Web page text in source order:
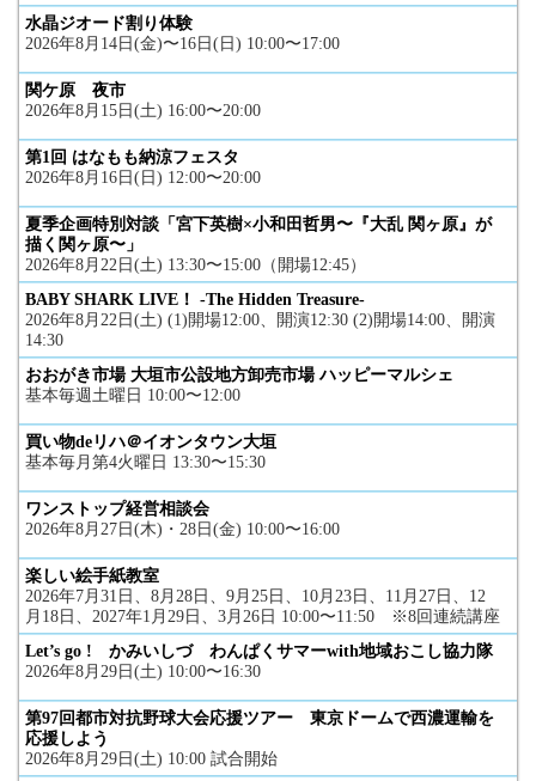
水晶ジオード割り体験
2026年8月14日(金)〜16日(日) 10:00〜17:00
関ケ原 夜市
2026年8月15日(土) 16:00〜20:00
第1回 はなもも納涼フェスタ
2026年8月16日(日) 12:00〜20:00
夏季企画特別対談「宮下英樹×小和田哲男〜『大乱 関ヶ原』が
描く関ヶ原〜」
2026年8月22日(土) 13:30〜15:00（開場12:45）
BABY SHARK LIVE！ -The Hidden Treasure-
2026年8月22日(土) (1)開場12:00、開演12:30 (2)開場14:00、開演
14:30
おおがき市場 大垣市公設地方卸売市場 ハッピーマルシェ
基本毎週土曜日 10:00〜12:00
買い物deリハ＠イオンタウン大垣
基本毎月第4火曜日 13:30〜15:30
ワンストップ経営相談会
2026年8月27日(木)・28日(金) 10:00〜16:00
楽しい絵手紙教室
2026年7月31日、8月28日、9月25日、10月23日、11月27日、12
月18日、2027年1月29日、3月26日 10:00〜11:50 ※8回連続講座
Let’s go ! かみいしづ わんぱくサマーwith地域おこし協力隊
2026年8月29日(土) 10:00〜16:30
第97回都市対抗野球大会応援ツアー 東京ドームで西濃運輸を
応援しよう
2026年8月29日(土) 10:00 試合開始